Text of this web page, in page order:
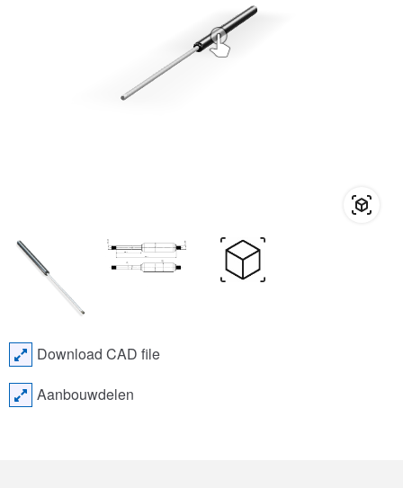
Download CAD file
Aanbouwdelen